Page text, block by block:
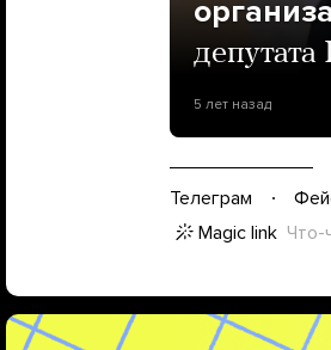
5 лет назад
Телеграм
Magic link Что-